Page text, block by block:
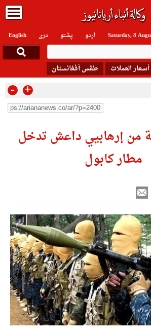
English دری پشتو اردو Saturday, 8
أسعار العملات
طقس أفغانستان
- +
من إرهابيي داعش تدخل
مطار كابول